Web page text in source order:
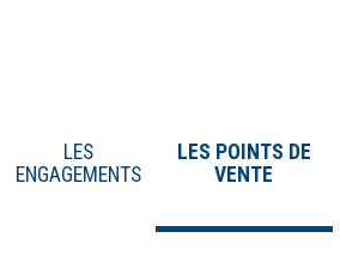
LES
ENGAGEMENTS
LES POINTS DE
VENTE